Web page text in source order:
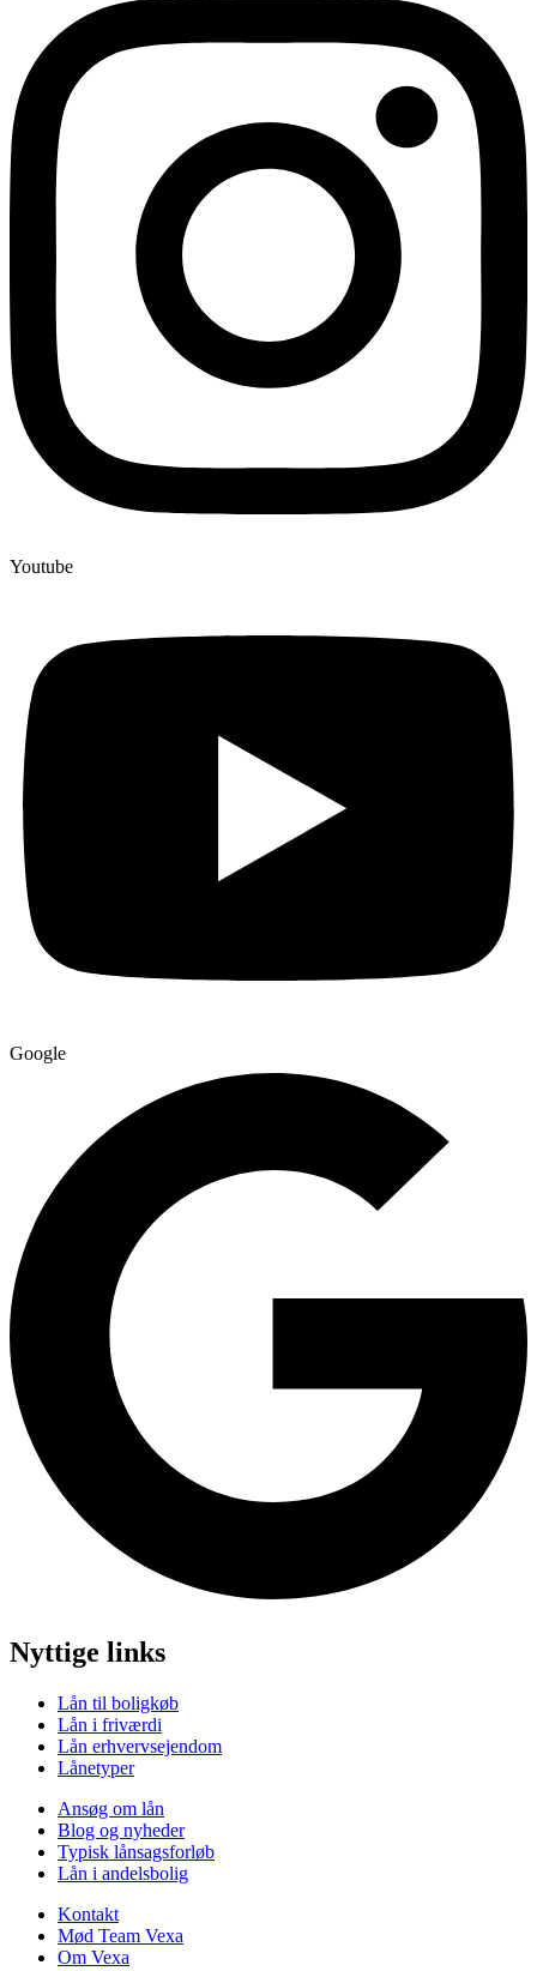
Youtube
Google
Nyttige links
Lån til boligkøb
Lån i friværdi
Lån erhvervsejendom
Lånetyper
Ansøg om lån
Blog og nyheder
Typisk lånsagsforløb
Lån i andelsbolig
Kontakt
Mød Team Vexa
Om Vexa